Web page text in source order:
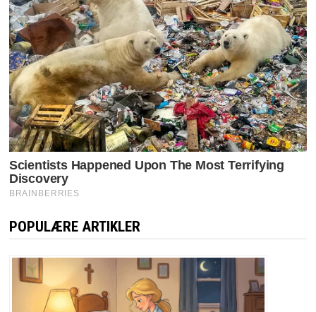
POPULÆRE ARTIKLER